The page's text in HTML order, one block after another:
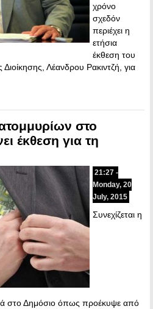
χρόνο
σχεδόν
περιέχει η
ετήσια
έκθεση του
Λέανδρου Ρακιντζή, για
στο
έκθεση για τη
21:27 -
Monday, 20
July, 2015
Συνεχίζεται η
στο Δημόσιο όπως προέκυψε από